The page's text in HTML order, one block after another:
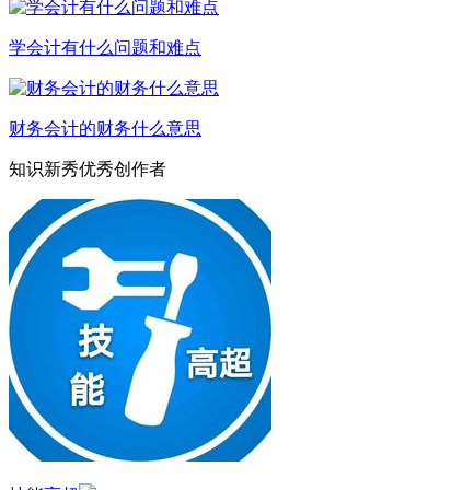
学会计有什么问题和难点
财务会计的财务什么意思
知识新秀优秀创作者